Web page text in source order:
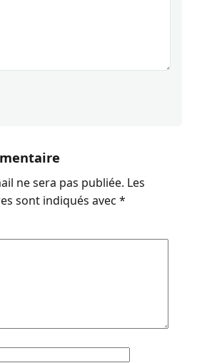
ne sera pas publiée. Les
sont indiqués avec *